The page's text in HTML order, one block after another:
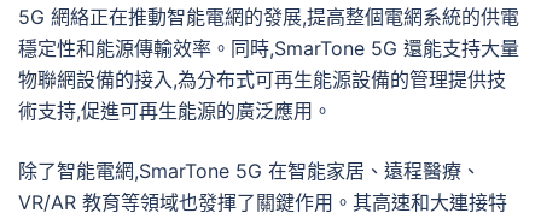
5G 網絡正在推動智能電網的發展,提高整個電網系統的供電
穩定性和能源傳輸效率。同時,SmarTone 5G 還能支持大量
物聯網設備的接入,為分布式可再生能源設備的管理提供技
術支持,促進可再生能源的廣泛應用。
除了智能電網,SmarTone 5G 在智能家居、遠程醫療、
VR/AR 教育等領域也發揮了關鍵作用。其高速和大連接特